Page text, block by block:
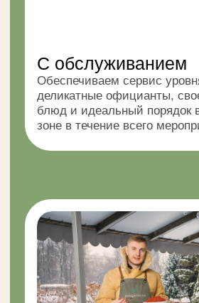
а элегантную кофейную паузу:
высококлассный кофе, изысканные
десерты и лёгкие закуски, выполненные
в едином визуальном стиле
МЕНЮ